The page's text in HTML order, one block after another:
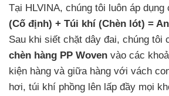
Tại HLVINA, chúng tôi luôn áp dụng
(Cố định) + Túi khí (Chèn lót) =
Sau khi siết chặt dây đai, chúng tôi
chèn hàng PP Woven vào các
kiện hàng và giữa hàng với vách
hơi, túi khí phồng lên lấp đầy mọi